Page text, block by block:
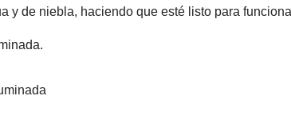
y de niebla, haciendo que esté listo para